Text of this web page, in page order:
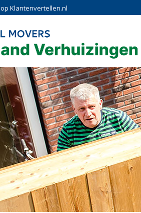
op Klantenvertellen.nl